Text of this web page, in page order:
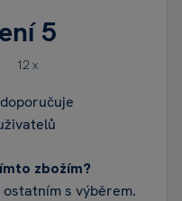
5
12 x
zbožím?
s výběrem.